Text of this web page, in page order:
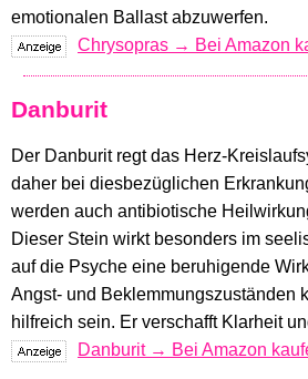
emotionalen Ballast abzuwerfen.
Chrysopras → Bei Amazon
Danburit
Der Danburit regt das Herz-
daher bei diesbezüglichen
werden auch antibiotische
Dieser Stein wirkt besonders im
auf die Psyche eine beruhigende
Angst- und Beklemmungszuständen
hilfreich sein. Er verschafft Klarheit
Danburit → Bei Amazon